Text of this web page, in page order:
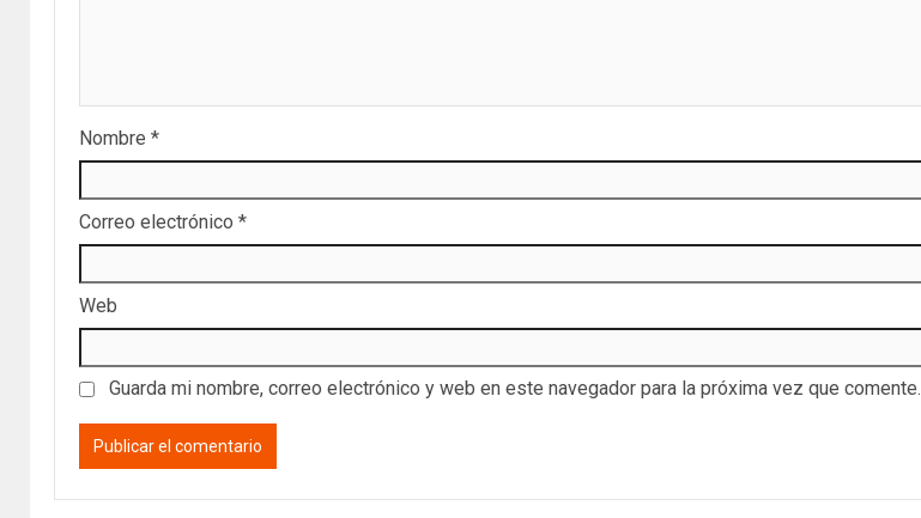
Nombre *
Correo electrónico *
Web
Guarda mi nombre, correo electrónico y web en este navegador para la próxima vez que comente.